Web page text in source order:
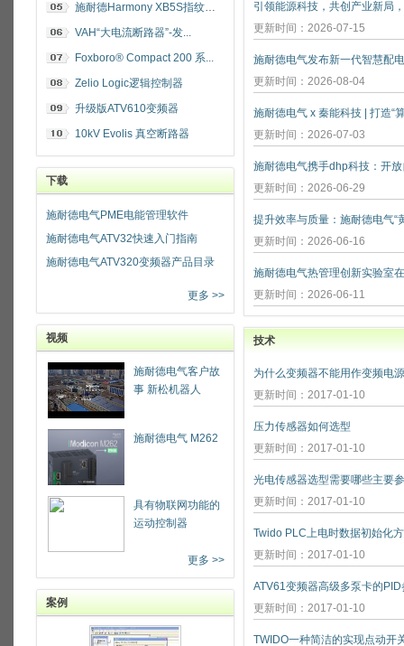
施耐德Harmony XB5S指纹识别开关
VAH“大电流断路器”-发...
Foxboro® Compact 200 系...
Zelio Logic逻辑控制器
升级版ATV610变频器
10kV Evolis 真空断路器
下载
施耐德电气PME电能管理软件
施耐德电气ATV32快速入门指南
施耐德电气ATV320变频器产品目录
更多 >>
视频
施耐德电气客户故
事 新松机器人
施耐德电气 M262
具有物联网功能的
运动控制器
更多 >>
案例
更新时间：2026-07-15
施耐德电气发布新一代智慧配
更新时间：2026-08-04
施耐德电气 x 秦能科技 | 打造“
更新时间：2026-07-03
更新时间：2026-06-29
更新时间：2026-06-16
更新时间：2026-06-11
技术
为什么变频器不能用作变频电
更新时间：2017-01-10
压力传感器如何选型
更新时间：2017-01-10
光电传感器选型需要哪些主要
更新时间：2017-01-10
Twido PLC上电时数据初始化
更新时间：2017-01-10
ATV61变频器高级多泵卡的
更新时间：2017-01-10
TWIDO一种简洁的实现点动开